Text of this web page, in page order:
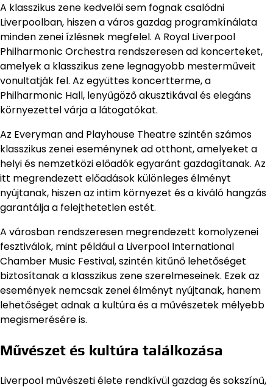
A klasszikus zene kedvelői sem fognak csalódni
Liverpoolban, hiszen a város gazdag programkínálata
minden zenei ízlésnek megfelel. A Royal Liverpool
Philharmonic Orchestra rendszeresen ad koncerteket,
amelyek a klasszikus zene legnagyobb mesterműveit
vonultatják fel. Az együttes koncertterme, a
Philharmonic Hall, lenyűgöző akusztikával és elegáns
környezettel várja a látogatókat.
Az Everyman and Playhouse Theatre szintén számos
klasszikus zenei eseménynek ad otthont, amelyeket a
helyi és nemzetközi előadók egyaránt gazdagítanak. Az
itt megrendezett előadások különleges élményt
nyújtanak, hiszen az intim környezet és a kiváló hangzás
garantálja a felejthetetlen estét.
A városban rendszeresen megrendezett komolyzenei
fesztiválok, mint például a Liverpool International
Chamber Music Festival, szintén kitűnő lehetőséget
biztosítanak a klasszikus zene szerelmeseinek. Ezek az
események nemcsak zenei élményt nyújtanak, hanem
lehetőséget adnak a kultúra és a művészetek mélyebb
megismerésére is.
Művészet és kultúra találkozása
Liverpool művészeti élete rendkívül gazdag és sokszínű,